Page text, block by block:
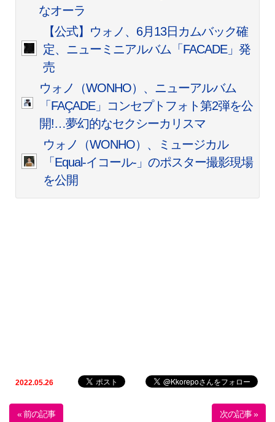
なオーラ
【公式】ウォノ、6月13日カムバック確
定、ニューミニアルバム「FACADE」発
売
ウォノ（WONHO）、ニューアルバム
「FAÇADE」コンセプトフォト第2弾を公
開!…夢幻的なセクシーカリスマ
ウォノ（WONHO）、ミュージカル
「Equal-イコール-」のポスター撮影現場
を公開
2022.05.26
« 前の記事 次の記事 »